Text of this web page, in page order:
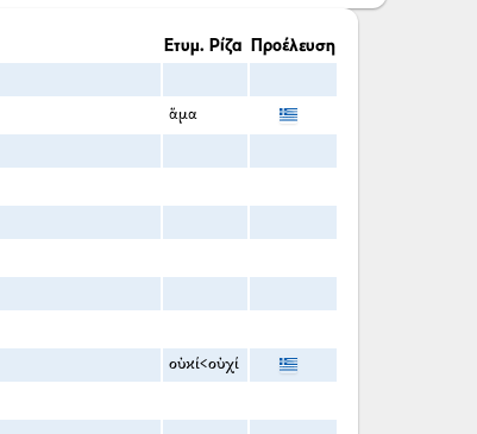
Ετυμ. Ρίζα Προέλευση
ἅμα
οὐκί<οὐχί